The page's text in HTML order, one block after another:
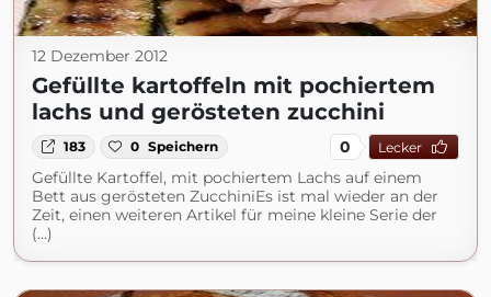
12 Dezember 2012
Gefüllte kartoffeln mit pochiertem
lachs und gerösteten zucchini
183 0 Speichern 0 Lecker
Gefüllte Kartoffel, mit pochiertem Lachs auf einem
Bett aus gerösteten ZucchiniEs ist mal wieder an der
Zeit, einen weiteren Artikel für meine kleine Serie der
(...)